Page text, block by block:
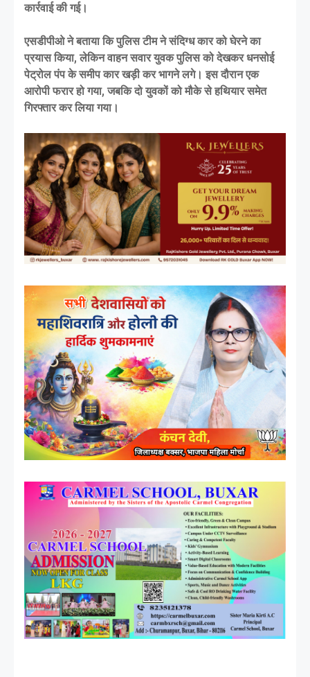
कार्रवाई की गई।
एसडीपीओ ने बताया कि पुलिस टीम ने संदिग्ध कार को घेरने का
प्रयास किया, लेकिन वाहन सवार युवक पुलिस को देखकर धनसोई
पेट्रोल पंप के समीप कार खड़ी कर भागने लगे। इस दौरान एक
आरोपी फरार हो गया, जबकि दो युवकों को मौके से हथियार समेत
गिरफ्तार कर लिया गया।